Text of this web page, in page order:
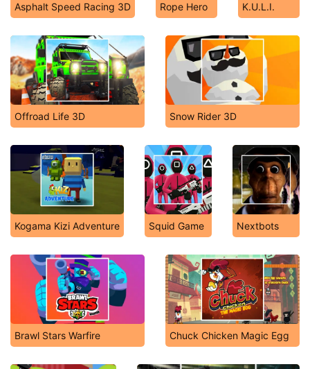
Asphalt Speed Racing 3D Rope Hero K.U.L.I.
Offroad Life 3D Snow Rider 3D
Kogama Kizi Adventure Squid Game Nextbots
Brawl Stars Warfire Chuck Chicken Magic Egg